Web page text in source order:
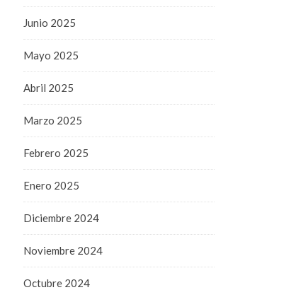
Junio 2025
Mayo 2025
Abril 2025
Marzo 2025
Febrero 2025
Enero 2025
Diciembre 2024
Noviembre 2024
Octubre 2024